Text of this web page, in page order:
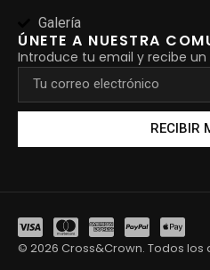
Galería
ÚNETE A NUESTRA
Introduce tu email y recibe un
RECIBIR
© 2026 Cross&Crown. Todos